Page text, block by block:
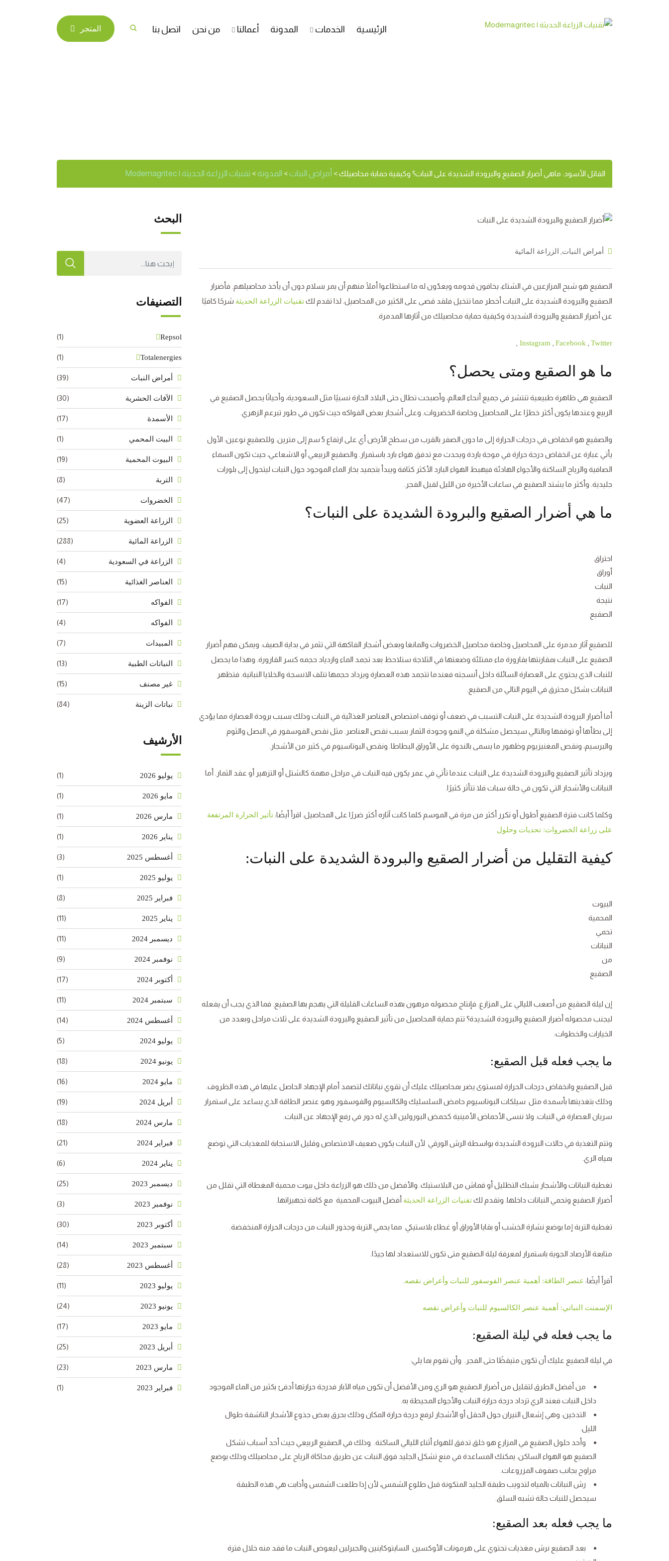
الرئيسية الخدمات المدونة أعمالنا من نحن اتصل بنا المتجر
القاتل الأسود: ماهي أضرار الصقيع والبرودة الشديدة على النبات؟ وكيفية حماية محاصيلك> أمراض النبات> المدونة> تقنيات الزراعة الحديثة | Modernagritec
أمراض النبات الزراعة المائية
الصقيع هو شبح المزارعين في الشتاء، يخافون قدومه ويعدّون له ما استطاعوا أملًا منهم أن يمر بسلام دون أن يأخذ محاصيلهم. فأضرار
الصقيع والبرودة الشديدة على النبات أخطر مما تتخيل فلقد قضى على الكثير من المحاصيل. لذا تقدم لكتقنيات الزراعة الحديثة شرحًا كافيًا
عن أضرار الصقيع والبرودة الشديدة وكيفية حماية محاصيلك من آثارها المدمرة.
Instagram Facebook Twitter
ما هو الصقيع ومتى يحصل؟
الصقيع هي ظاهرة طبيعية تنتشر في جميع أنحاء العالم، وأصبحت تطال حتى البلاد الحارة نسبيًا مثل السعودية، وأحيانًا يحصل الصقيع في
الربيع وعندها يكون أكثر خطرًا على المحاصيل وخاصة الخضروات. وعلى أشجار بعض الفواكه حيث تكون في طور تبرعم الزهري.
والصقيع هو انخفاض في درجات الحرارة إلى ما دون الصفر بالقرب من سطح الأرض أي على ارتفاع 5 سم إلى مترين. وللصقيع نوعين: الأول
يأتي عبارة عن انخفاض درجة حرارة في موجة باردة ويحدث مع تدفق هواء بارد باستمرار. والصقيع الربيعي أو الاشعاعي، حيث تكون السماء
الصافية والرياح الساكنة والأجواء الهادئة فيهبط الهواء البارد الأكثر كثافة ويبدأ بتجميد بخار الماء الموجود حول النبات ليتحول إلى بلورات
جليدية. وأكثر ما يشتد الصقيع في ساعات الأخيرة من الليل لقبل الفجر.
ما هي أضرار الصقيع والبرودة الشديدة على النبات؟
احتراق
أوراق
النبات
نتيجة
الصقيع
للصقيع آثار مدمرة على المحاصيل وخاصة محاصيل الخضروات والمانغا وبعض أشجار الفاكهة التي تثمر في بداية الصيف. ويمكن فهم أضرار
الصقيع على النبات بمقارنتها بقارورة ماء ممتلئة وضعتها في الثلاجة ستلاحظ بعد تجمد الماء وازدياد حجمه كسر القارورة. وهذا ما يحصل
للنبات الذي يحتوي على العصارة السائلة داخل أنسجته فعندما تتجمد هذه العصارة ويزداد حجمها تتلف الانسجة والخلايا النباتية. فتظهر
النباتات بشكل محترق في اليوم التالي من الصقيع.
أما أضرار البرودة الشديدة على النبات التسبب في ضعف أو توقف امتصاص العناصر الغذائية في النبات وذلك بسبب برودة العصارة مما يؤدي
إلى بطأها أو توقفها وبالتالي سيحصل مشكلة في النمو وجودة الثمار بسبب نقص العناصر. مثل نقص الفوسفور في البصل والثوم
والبرسيم، ونقص المغنيزيوم وظهور ما يسمى بالندوة على الأوراق البطاطا. ونقص البوتاسيوم في كثير من الأشجار.
ويزداد تأثير الصقيع والبرودة الشديدة على النبات عندما تأتي في عمر يكون فيه النبات في مراحل مهمة كالشتل أو التزهير أو عقد الثمار. أما
النباتات والأشجار التي تكون في حالة سبات فلا تتأثر كثيرًا.
وكلما كانت فترة الصقيع أطول أو تكرر أكثر من مرة في الموسم كلما كانت آثاره أكثر ضررًا على المحاصيل. اقرأ أيضًا: تأثير الحرارة المرتفعة
على زراعة الخضروات: تحديات وحلول
كيفية التقليل من أضرار الصقيع والبرودة الشديدة على النبات:
البيوت
المحمية
تحمي
النباتات
من
الصقيع
إن ليلة الصقيع من أصعب الليالي على المزارع. فإنتاج محصوله مرهون بهذه الساعات القليلة التي يهجم بها الصقيع. فما الذي يجب أن يفعله
ليجنب محصوله أضرار الصقيع والبرودة الشديدة؟ تتم حماية المحاصيل من تأثير الصقيع والبرودة الشديدة على ثلاث مراحل وبعدد من
الخيارات والخطوات:
ما يجب فعله قبل الصقيع:
قبل الصقيع وانخفاض درجات الحرارة لمستوى يضر بمحاصيلك عليك أن تقوي نباتاتك لتصمد أمام الإجهاد الحاصل عليها في هذه الظروف.
وذلك بتغذيتها بأسمدة مثل سيلكات البوتاسيوم حامض السلسليك والكالسيوم والفوسفور وهو عنصر الطاقة الذي يساعد على استمرار
سريان العصارة في النبات. ولا ننسى الأحماض الأمينية كحمض البورولين الذي له دور في رفع الإجهاد عن النبات.
وتتم التغذية في حالات البرودة الشديدة بواسطة الرش الورقي لأن النبات يكون ضعيف الامتصاص وقليل الاستجابة للمغذيات التي توضع
بمياه الري.
تغطية النباتات والأشجار بشبك التظليل أو قماش من البلاستيك. والأفضل من ذلك هو الزراعة داخل بيوت محمية المغطاة التي تقلل من
أضرار الصقيع وتحمي النباتات داخلها. وتقدم لكتقنيات الزراعة الحديثة أفضل البيوت المحمية مع كافة تجهيزاتها.
تغطية التربة إما بوضع نشارة الخشب أو بقايا الأوراق أو غطاء بلاستيكي مما يحمي التربة وجذور النبات من درجات الحرارة المنخفضة.
متابعة الأرصاد الجوية باستمرار لمعرفة ليلة الصقيع متى تكون للاستعداد لها جيدًا.
أقرأ أيضًا: عنصر الطاقة: أهمية عنصر الفوسفور للنبات وأعراض نقصه
الإسمنت النباتي: أهمية عنصر الكالسيوم للنبات وأعراض نقصه
ما يجب فعله في ليلة الصقيع:
في ليلة الصقيع عليك أن تكون متيقظًا حتى الفجر. وأن تقوم بما يلي:
من أفضل الطرق لتقليل من أضرار الصقيع هو الري ومن الأفضل أن تكون مياه الآبار فدرجة حرارتها أدفئ بكثير من الماء الموجود
داخل النبات فعند الري تزداد درجة حرارة النبات والأجواء المحيطة به.
التدخين: وهي إشعال النيران حول الحقل أو الأشجار لرفع درجة حرارة المكان وذلك بحرق بعض جذوع الأشجار الناشفة طوال
الليل.
وأحد حلول الصقيع في المزارع هو خلق تدفق للهواء أثناء الليالي الساكنة. وذلك في الصقيع الربيعي حيث أحد أسباب تشكل
الصقيع هو الهواء الساكن. يمكنك المساعدة في منع تشكل الجليد فوق النبات عن طريق محاكاة الرياح على محاصيلك وذلك بوضع
مراوح بجانب صفوف المزروعات.
رش النباتات بالمياه لتذويب طبقة الجليد المتكونة قبل طلوع الشمس، لأن إذا طلعت الشمس وأذابت هي هذه الطبقة
سيحصل للنبات حالة تشبه السلق.
ما يجب فعله بعد الصقيع:
بعد الصقيع نرش مغذيات تحتوي على هرمونات الأوكسين السايتوكاينين والجبرلين ليعوض النبات ما فقد منه خلال فترة
البحث
التصنيفات
Repsol
(1)
Totalenergies
(1)
أمراض النبات (39)
الآفات الحشرية (30)
الأسمدة (17)
البيت المحمي (1)
البيوت المحمية (19)
التربة (8)
الخضروات (47)
الزراعة العضوية (25)
الزراعة المائية (288)
الزراعة في السعودية (4)
العناصر الغذائية (15)
الفواكه (17)
الفواكه (4)
المبيدات (7)
النباتات الطبية (13)
غير مصنف (15)
نباتات الزينة (84)
الأرشيف
يوليو 2026 (1)
مايو 2026 (1)
مارس 2026 (1)
يناير 2026 (1)
أغسطس 2025 (3)
يوليو 2025 (1)
فبراير 2025 (8)
يناير 2025 (11)
ديسمبر 2024 (11)
نوفمبر 2024 (9)
أكتوبر 2024 (17)
سبتمبر 2024 (11)
أغسطس 2024 (14)
يوليو 2024 (5)
يونيو 2024 (18)
مايو 2024 (16)
أبريل 2024 (19)
مارس 2024 (18)
فبراير 2024 (21)
يناير 2024 (6)
ديسمبر 2023 (25)
نوفمبر 2023 (3)
أكتوبر 2023 (30)
سبتمبر 2023 (14)
أغسطس 2023 (28)
يوليو 2023 (11)
يونيو 2023 (24)
مايو 2023 (17)
أبريل 2023 (25)
مارس 2023 (23)
فبراير 2023 (1)